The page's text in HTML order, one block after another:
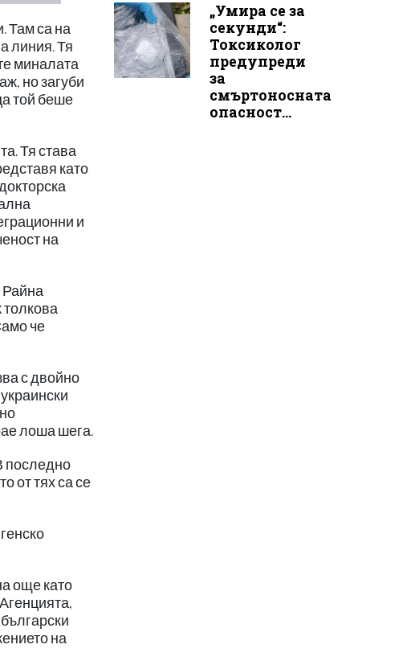
Там са на
линия. Тя
миналата
но загуби
той беше
Тя става
като
и
на
Райна
че
с двойно
лоша шега.
последно
от тях са се
още като
на
„Умира се за
секунди“:
Токсиколог
предупреди
за
смъртоносната
опасност...